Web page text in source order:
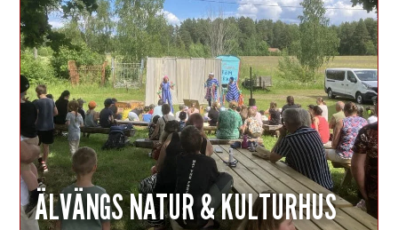
ÄLVÄNGS NATUR & KULTURHUS